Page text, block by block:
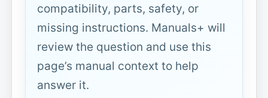
compatibility, parts, safety, or
missing instructions. Manuals+ will
review the question and use this
page’s manual context to help
answer it.